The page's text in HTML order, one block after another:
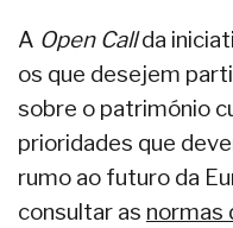
A Open Callda
os que desejem
sobre o património
prioridades que
rumo ao futuro da
consultar as normas